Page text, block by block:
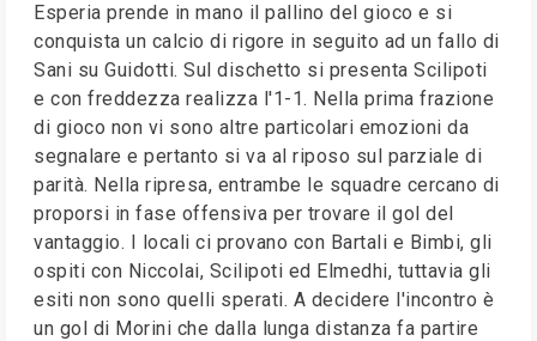
Esperia prende in mano il pallino del gioco e si
conquista un calcio di rigore in seguito ad un fallo di
Sani su Guidotti. Sul dischetto si presenta Scilipoti
e con freddezza realizza l'1-1. Nella prima frazione
di gioco non vi sono altre particolari emozioni da
segnalare e pertanto si va al riposo sul parziale di
parità. Nella ripresa, entrambe le squadre cercano di
proporsi in fase offensiva per trovare il gol del
vantaggio. I locali ci provano con Bartali e Bimbi, gli
ospiti con Niccolai, Scilipoti ed Elmedhi, tuttavia gli
esiti non sono quelli sperati. A decidere l'incontro è
un gol di Morini che dalla lunga distanza fa partire